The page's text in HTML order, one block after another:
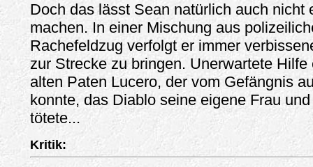
Doch das lässt Sean natürlich auch nicht
machen. In einer Mischung aus
Rachefeldzug verfolgt er immer
zur Strecke zu bringen. Unerwartete
alten Paten Lucero, der vom Gefängnis
konnte, das Diablo seine eigene Frau
tötete...
Kritik: